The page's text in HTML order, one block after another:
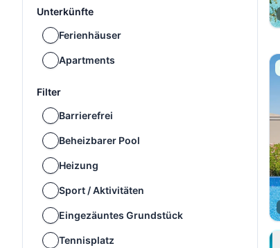
Unterkünfte
Ferienhäuser
Apartments
Filter
Barrierefrei
Beheizbarer Pool
Heizung
Sport / Aktivitäten
Eingezäuntes Grundstück
Tennisplatz